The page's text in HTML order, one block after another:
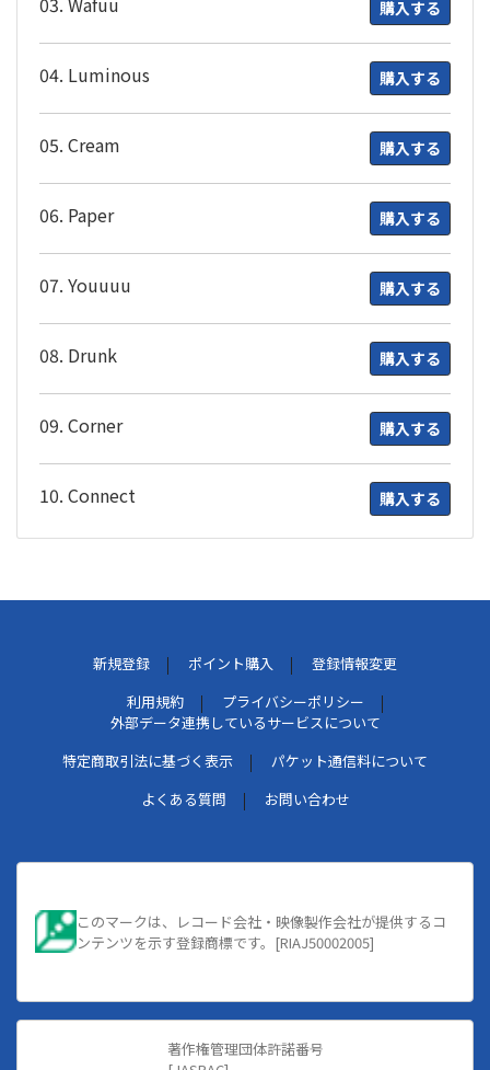
購入する
04. Luminous 購入する
05. Cream 購入する
06. Paper 購入する
07. Youuuu 購入する
08. Drunk 購入する
09. Corner 購入する
10. Connect 購入する
新規登録 ポイント購入
登録情報変更
利用規約
プライバシーポリシー
外部データ連携しているサービスについて
特定商取引法に基づく表示
パケット通信料について
よくある質問
お問い合わせ
このマークは、レコード会社・映像製作会社が提供するコ
ンテンツを示す登録商標です。[RIAJ50002005]
著作権管理団体許諾番号